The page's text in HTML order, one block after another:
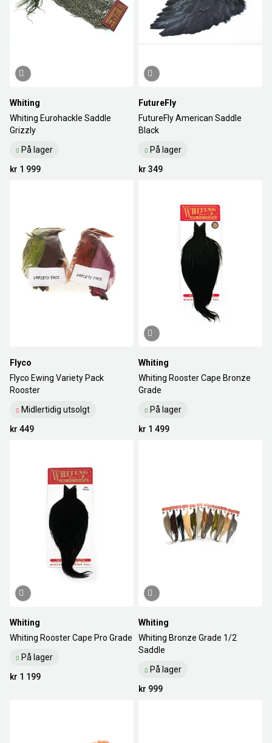
Whiting
Whiting Eurohackle Saddle
Grizzly
På lager
kr 1 999
FutureFly
FutureFly American Saddle
Black
På lager
kr 349
Flyco
Flyco Ewing Variety Pack
Rooster
Midlertidig utsolgt
kr 449
Whiting
Whiting Rooster Cape Bronze
Grade
På lager
kr 1 499
Whiting
Whiting Rooster Cape Pro Grade
På lager
kr 1 199
Whiting
Whiting Bronze Grade 1/2
Saddle
På lager
kr 999